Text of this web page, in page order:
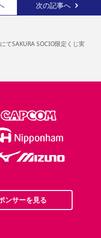
次の記事へ
てSAKURA SOCIO限定くじ実
ンサーを見る